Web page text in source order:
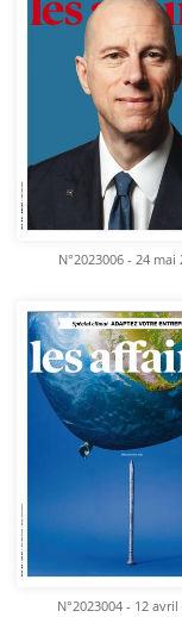
N°2023006 - 24 mai
N°2023004 - 12 avril